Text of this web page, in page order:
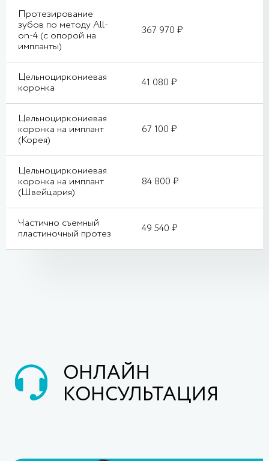
Протезирование
зубов по методу All-
on-4 (с опорой на
импланты)
367 970 ₽
Цельноциркониевая
коронка 41 080 ₽
Цельноциркониевая
коронка на имплант
(Корея)
67 100 ₽
Цельноциркониевая
коронка на имплант
(Швейцария)
84 800 ₽
Частично съемный
пластиночный протез 49 540 ₽
ОНЛАЙН
КОНСУЛЬТАЦИЯ